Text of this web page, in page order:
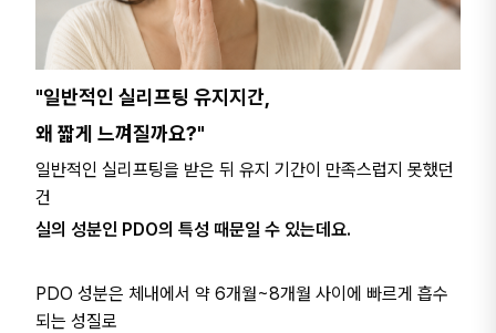
"일반적인 실리프팅 유지지간,
왜 짧게 느껴질까요?"
일반적인 실리프팅을 받은 뒤 유지 기간이 만족스럽지 못했던
건
실의 성분인 PDO의 특성 때문일 수 있는데요.
PDO 성분은 체내에서 약 6개월~8개월 사이에 빠르게 흡수
되는 성질로